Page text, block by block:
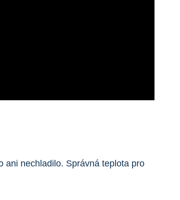
ani nechladilo. Správná teplota pro